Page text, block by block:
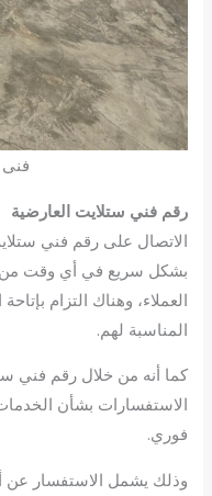
رقم فني ستلايت العارضية
الاتصال على رقم فني
بشكل سريع في أي وقت من
العملاء، وهناك التزام
المناسبة لهم.
كما أنه من خلال رقم فني
الاستفسارات بشأن
فوري.
وذلك يشمل الاستفسار عن